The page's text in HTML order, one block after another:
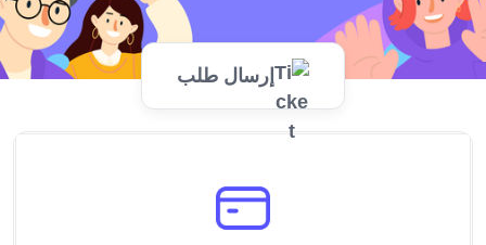
إرسال طلب